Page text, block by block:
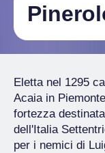
Eletta nel 1295
Acaia in
fortezza
dell'Italia
per i nemici di